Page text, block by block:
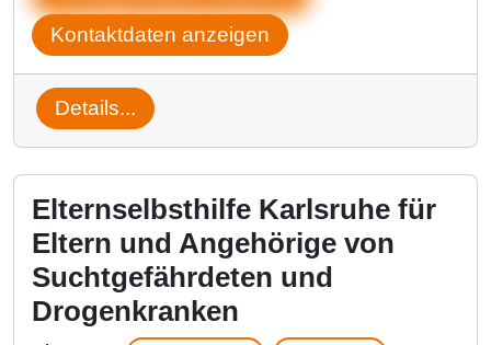
Kontaktdaten anzeigen
Details...
Elternselbsthilfe Karlsruhe für
Eltern und Angehörige von
Suchtgefährdeten und
Drogenkranken